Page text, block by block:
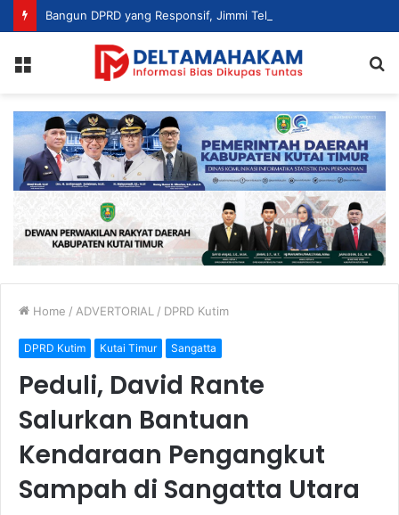
Home / ADVERTORIAL / DPRD Kutim
DPRD Kutim Kutai Timur Sangatta
Peduli, David Rante
Salurkan Bantuan
Kendaraan Pengangkut
Sampah di Sangatta Utara